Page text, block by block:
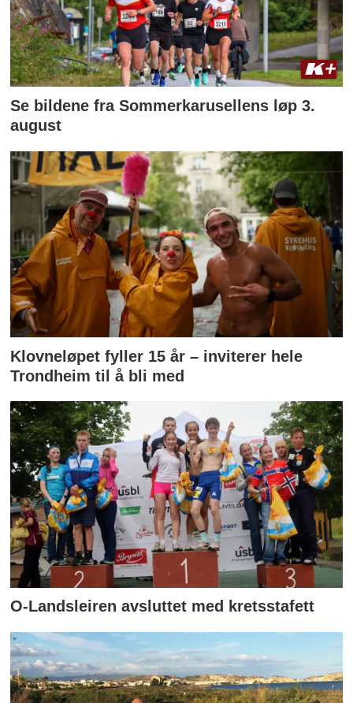
Se bildene fra Sommerkarusellens løp 3.
august
Klovneløpet fyller 15 år – inviterer hele
Trondheim til å bli med
O-Landsleiren avsluttet med kretsstafett